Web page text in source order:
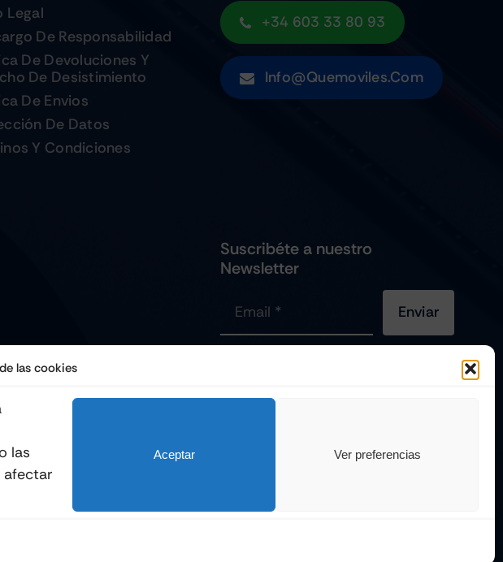
las cookies
las
afectar
Aceptar Ver preferencias
Legal
De Responsabilidad
De Devoluciones Y
De Desistimiento
De Envios
De Datos
Y Condiciones
+34 603 33 80 93
Info@quemoviles.com
Suscribéte a nuestro
Newsletter
Enviar
Todos Los Derechos Reservados